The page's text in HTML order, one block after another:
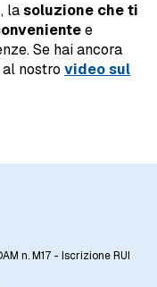
lasoluzione che ti
e
Se hai ancora
nostro video sul
n. M17 - Iscrizione RUI